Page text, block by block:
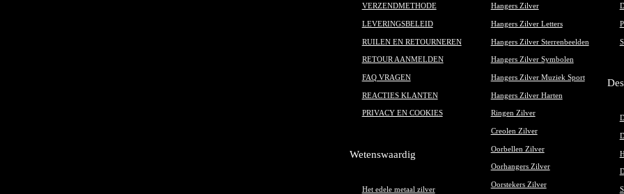
VERZENDMETHODE
LEVERINGSBELEID
RUILEN EN RETOURNEREN
RETOUR AANMELDEN
FAQ VRAGEN
REACTIES KLANTEN
PRIVACY EN COOKIES
Wetenswaardig
Het edele metaal zilver
Hangers Zilver
Hangers Zilver Letters
Hangers Zilver Sterrenbeelden
Hangers Zilver Symbolen
Hangers Zilver Muziek Sport
Hangers Zilver Harten
Ringen Zilver
Creolen Zilver
Oorbellen Zilver
Oorhangers Zilver
Oorstekers Zilver